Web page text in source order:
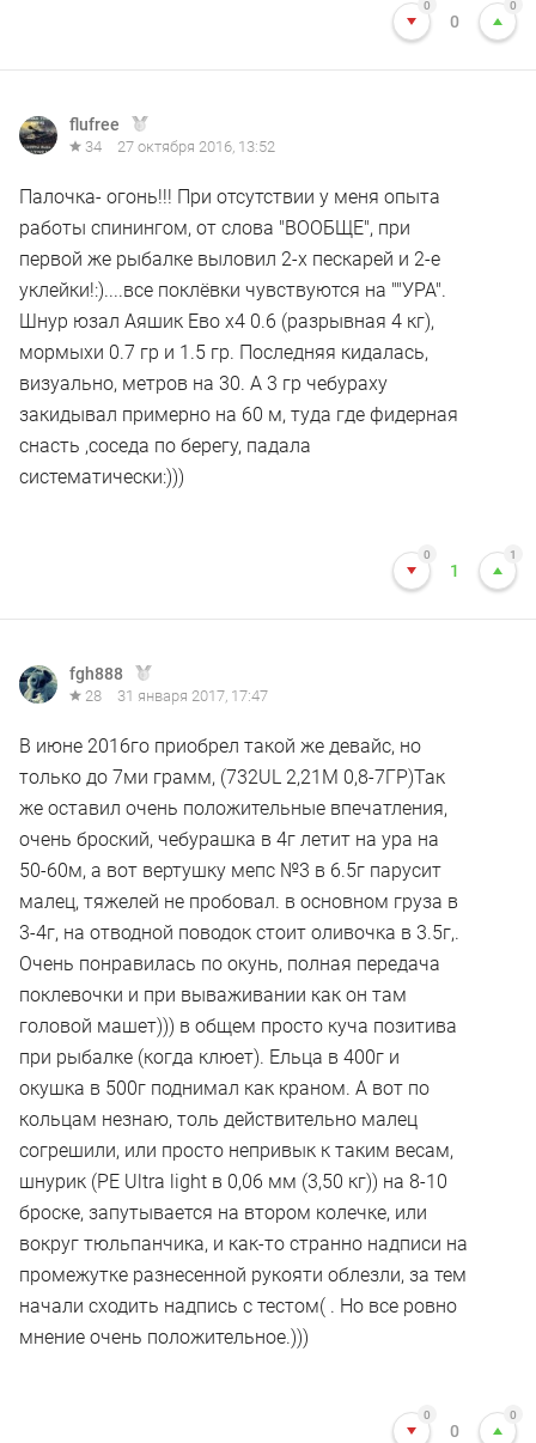
0
0
0
flufree
34 27 октября 2016, 13:52
Палочка- огонь!!! При отсутствии у меня опыта
работы спинингом, от слова "ВООБЩЕ", при
первой же рыбалке выловил 2-х пескарей и 2-е
уклейки!:)....все поклёвки чувствуются на ""УРА".
Шнур юзал Аяшик Ево х4 0.6 (разрывная 4 кг),
мормыхи 0.7 гр и 1.5 гр. Последняя кидалась,
визуально, метров на 30. А 3 гр чебураху
закидывал примерно на 60 м, туда где фидерная
снасть ,соседа по берегу, падала
систематически:)))
0
1
1
fgh888
28 31 января 2017, 17:47
В июне 2016го приобрел такой же девайс, но
только до 7ми грамм, (732UL 2,21М 0,8-7ГР)Так
же оставил очень положительные впечатления,
очень броский, чебурашка в 4г летит на ура на
50-60м, а вот вертушку мепс №3 в 6.5г парусит
малец, тяжелей не пробовал. в основном груза в
3-4г, на отводной поводок стоит оливочка в 3.5г,.
Очень понравилась по окунь, полная передача
поклевочки и при вываживании как он там
головой машет))) в общем просто куча позитива
при рыбалке (когда клюет). Ельца в 400г и
окушка в 500г поднимал как краном. А вот по
кольцам незнаю, толь действительно малец
согрешили, или просто непривык к таким весам,
шнурик (РЕ Ultra light в 0,06 мм (3,50 кг)) на 8-10
броске, запутывается на втором колечке, или
вокруг тюльпанчика, и как-то странно надписи на
промежутке разнесенной рукояти облезли, за тем
начали сходить надпись с тестом( . Но все ровно
мнение очень положительное.)))
0
0
0